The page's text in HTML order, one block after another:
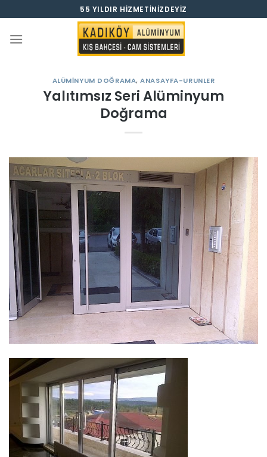
atla
55 YILDIR HIZMETINIZDEYIZ
ALÜMINYUM DOĞRAMA,ANASAYFA-URUNLER
Yalıtımsız Seri Alüminyum
Doğrama